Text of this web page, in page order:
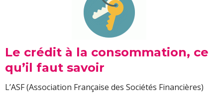
Le crédit à la consommation, ce
qu’il faut savoir
L’ASF (Association Française des Sociétés Financières)